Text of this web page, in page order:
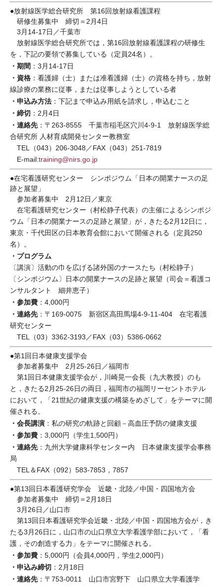
●放射線医学総合研究所 第16回放射線看護課程
研修生募集中 締切＝2月4日
3月14-17日／千葉市
放射線医学総合研究所では，第16回放射線看護課程の研修生
を，下記の要領で募集している（定員24名）。
・期間 ：3月14-17日
・資格 ：看護婦（士）または准看護婦（士）の資格を持ち，放射
線診療の業務に従事，または従事しようとしている者
・申込み方法 ：下記まで申込み用紙を請求し，申込むこと
・締切 ：2月4日
・連絡先：〒263-8555 千葉市稲毛区穴川4-9-1 放射線医学総
合研究所 人材育成開発センター教務室
TEL（043）206-3048／FAX（043）251-7819
E-mail:training@nirs.go.jp
●在宅看護研究センター シンポジウム「日本の開業ナースの足
跡と展望」
参加者募集中 2月12日／東京
在宅看護研究センター（村松静子代表）の主催によるシンポジ
ウム「日本の開業ナースの足跡と展望」が，きたる2月12日に，
東京・千代田区の日本教育会館において開催される（定員250
名）。
・プログラム
〔講演〕活動の巾を広げる諸外国のナースたち（村松静子）
〔シンポジウム〕日本の開業ナースの足跡と展望（司会＝看護コ
ンサルタント 細井恵子）
・参加費 ：4,000円
・連絡先：〒169-0075 新宿区高田馬場4-9-11-404 在宅看護
研究センター
TEL（03）3362-3193／FAX（03）5386-0662
●第1回日本健康支援学会
参加者募集中 2月25-26日／福岡市
第1回日本健康支援学会が，川崎晃一会長（九大教授）のも
と，きたる2月25-26日の両日，福岡市の福岡リーセントホテル
において，「21世紀の健康支援の構築をめざして」をテーマに開
催される。
・会長講演 ：私の研究の軌跡と回顧－高血圧予防の健康支援
・参加費 ：3,000円（学生1,500円）
・連絡先：九州大学健康科学センター内 日本健康支援学会事務
局
TEL＆FAX（092）583-7853，7857
●第13回日本看護研究学会 近畿・北陸／中国・四国地方会
参加者募集中 締切＝2月18日
3月26日／山口市
第13回日本看護研究学会近畿・北陸／中国・四国地方会が，き
たる3月26日に，山口市の山口県立大学看護学部において，「看
護，その創造する力」をテーマに開催される。
・参加費 ：5,000円（会員4,000円，学生2,000円）
・申込み締切 ：2月18日
・連絡先：〒753-0011 山口市宮野下 山口県立大学看護学